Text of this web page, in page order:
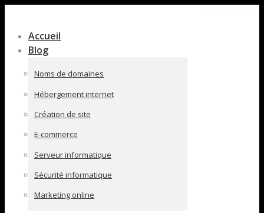
pleine
largeur
Accueil
Blog
Noms de domaines
Hébergement internet
Création de site
E-commerce
Serveur informatique
Sécurité informatique
Marketing online